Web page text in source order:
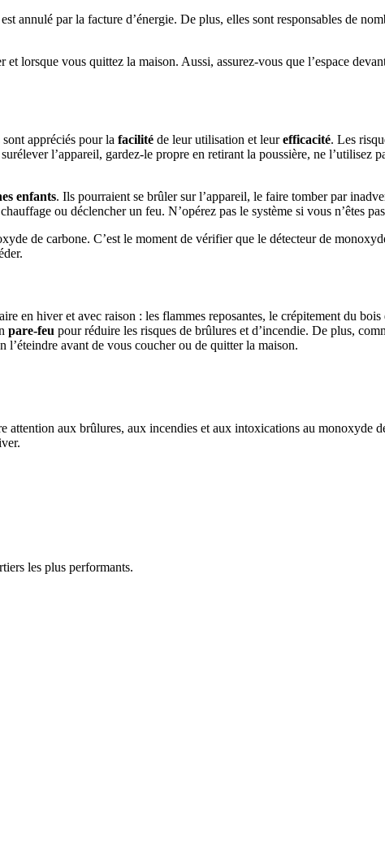
annulé par la facture d’énergie. De plus, elles sont responsables de
lorsque vous quittez la maison. Aussi, assurez-vous que l’espace
appréciés pour la facilité de leur utilisation et leurefficacité. Les
l’appareil, gardez-le propre en retirant la poussière, ne l’utilisez
enfants. Ils pourraient se brûler sur l’appareil, le faire tomber par
ou déclencher un feu. N’opérez pas le système si vous n’êtes
de carbone. C’est le moment de vérifier que le détecteur de
en hiver et avec raison : les flammes reposantes, le crépitement du bois
pare-feu pour réduire les risques de brûlures et d’incendie. De plus,
l’éteindre avant de vous coucher ou de quitter la maison.
attention aux brûlures, aux incendies et aux intoxications au monoxyde
les plus performants.